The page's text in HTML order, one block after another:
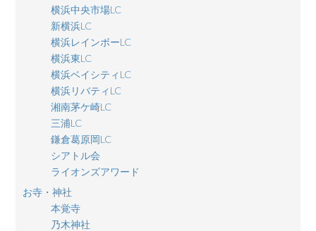
横浜中央市場LC
新横浜LC
横浜レインボーLC
横浜東LC
横浜ベイシティLC
横浜リバティLC
湘南茅ケ崎LC
三浦LC
鎌倉葛原岡LC
シアトル会
ライオンズアワード
お寺・神社
本覚寺
乃木神社